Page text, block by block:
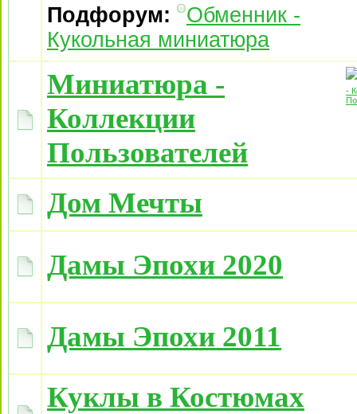
Подфорум:
Обменник -
Кукольная миниатюра
Миниатюра -
Коллекции
Пользователей
Дом Мечты
Дамы Эпохи 2020
Дамы Эпохи 2011
Куклы в Костюмах